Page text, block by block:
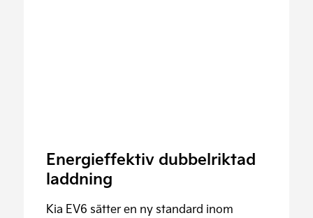
Energieffektiv dubbelriktad
laddning
Kia EV6 sätter en ny standard inom